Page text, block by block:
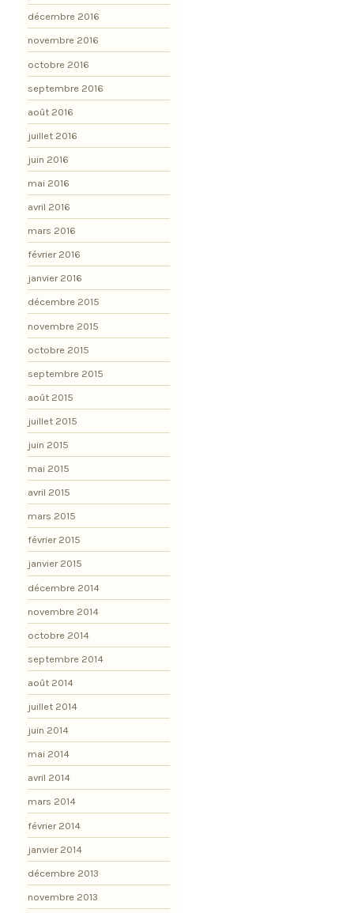
décembre 2016
novembre 2016
octobre 2016
septembre 2016
août 2016
juillet 2016
juin 2016
mai 2016
avril 2016
mars 2016
février 2016
janvier 2016
décembre 2015
novembre 2015
octobre 2015
septembre 2015
août 2015
juillet 2015
juin 2015
mai 2015
avril 2015
mars 2015
février 2015
janvier 2015
décembre 2014
novembre 2014
octobre 2014
septembre 2014
août 2014
juillet 2014
juin 2014
mai 2014
avril 2014
mars 2014
février 2014
janvier 2014
décembre 2013
novembre 2013